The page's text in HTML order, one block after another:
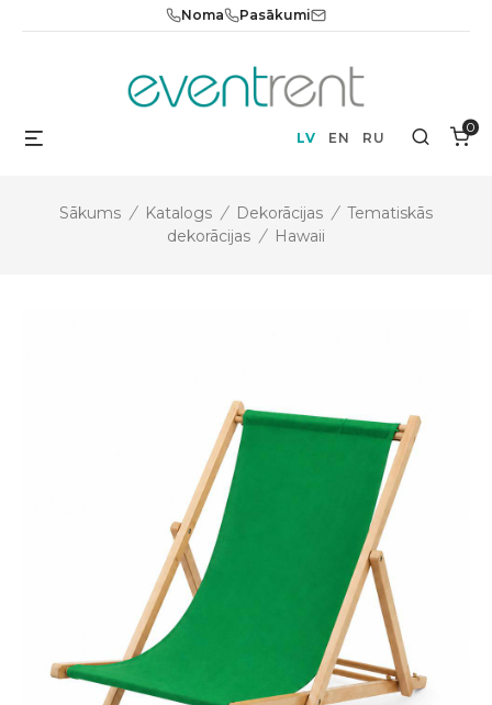
Noma Pasākumi
LV EN RU Search
0
Sākums / Katalogs / Dekorācijas / Tematiskās
dekorācijas / Hawaii